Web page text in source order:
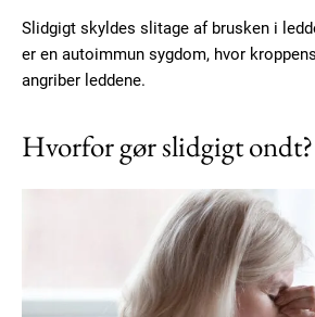
Slidgigt skyldes slitage af brusken i
er en autoimmun sygdom, hvor
angriber leddene.
Hvorfor gør slidgigt ondt?